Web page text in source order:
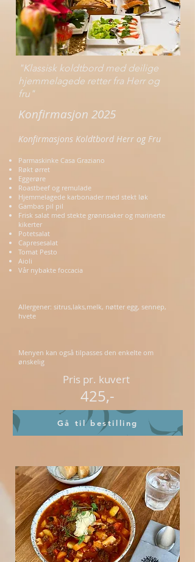
"Klassisk koldtbord med deilige
hjemmelagede retter fra Herr og
fru"
Konfirmasjon 2025
Konfirmasjons Koldtbord Herr og Fru
Parmaskinke Casa Graziano
Røkt ørret
Eggerøre
Roastbeef og remulade
Hjemmelagede karbonader med stekt løk
Gambas pil pil
Frisk salat med stekte grønnsaker og marinerte
kikerter
Potetsalat
Capresesalat
Tomat Pesto
Aioli
Vår nybakte foccacia
Allergener: sitrus,laks,melk, nøtter egg, sennep,
hvete
Menyen kan også tilpasses den enkelte om
ønskelig
Pris pr. kuvert
425,-
Gå til bestilling